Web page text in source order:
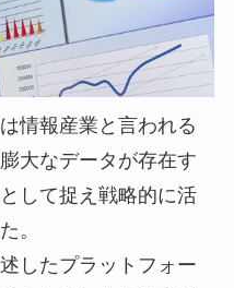
情報産業と言われる
大なデータが存在す
して捉え戦略的に活
。
したプラットフォー